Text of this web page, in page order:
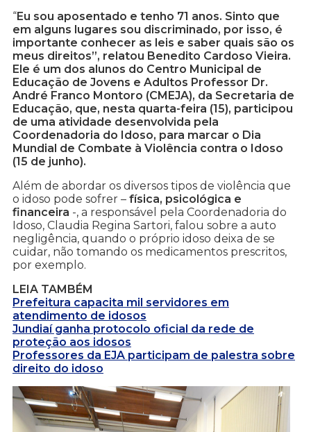
“Eu sou aposentado e tenho 71 anos. Sinto que
em alguns lugares sou discriminado, por isso, é
importante conhecer as leis e saber quais são os
meus direitos”, relatou Benedito Cardoso Vieira.
Ele é um dos alunos do Centro Municipal de
Educação de Jovens e Adultos Professor Dr.
André Franco Montoro (CMEJA), da Secretaria de
Educação, que, nesta quarta-feira (15), participou
de uma atividade desenvolvida pela
Coordenadoria do Idoso, para marcar o Dia
Mundial de Combate à Violência contra o Idoso
(15 de junho).
Além de abordar os diversos tipos de violência que
o idoso pode sofrer – física, psicológica e
financeira -, a responsável pela Coordenadoria do
Idoso, Claudia Regina Sartori, falou sobre a auto
negligência, quando o próprio idoso deixa de se
cuidar, não tomando os medicamentos prescritos,
por exemplo.
LEIA TAMBÉM
Prefeitura capacita mil servidores em
atendimento de idosos
Jundiaí ganha protocolo oficial da rede de
proteção aos idosos
Professores da EJA participam de palestra sobre
direito do idoso